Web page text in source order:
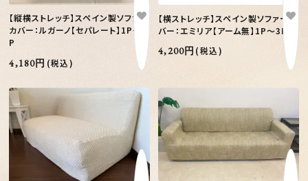
【縦横ストレッチ】スペイン製ソファー
カバー：ルガーノ【セパレート】1P～3
P
4,180円 (税込)
【横ストレッチ】スペイン製ソファーカ
バー：エミリア【アーム無】1P～3P
4,200円 (税込)